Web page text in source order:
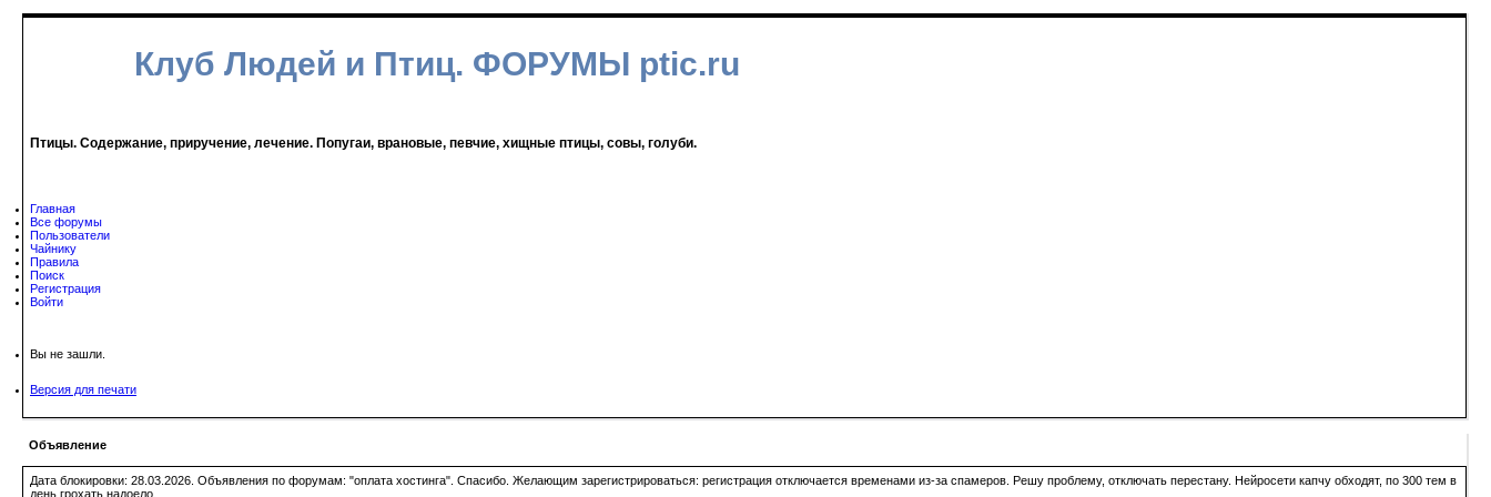
Клуб Людей и Птиц. ФОРУМЫ ptic.ru
Птицы. Содержание, приручение, лечение. Попугаи, врановые, певчие, хищные птицы, совы, голуби.
Главная
Все форумы
Пользователи
Чайнику
Правила
Поиск
Регистрация
Войти
Вы не зашли.
Версия для печати
Объявление
Дата блокировки: 28.03.2026. Объявления по форумам: "оплата хостинга". Спасибо. Желающим зарегистрироваться: регистрация отключается временами из-за спамеров. Решу проблему, отключать перестану. Нейросети капчу обходят, по 300 тем в
день грохать надоело.